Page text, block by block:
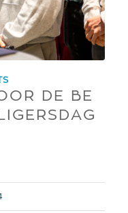
DE BE